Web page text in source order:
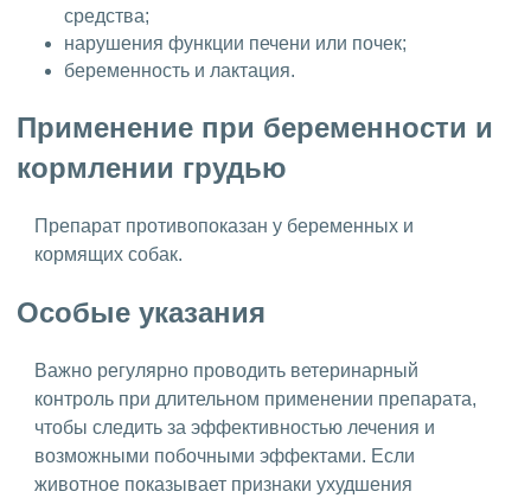
средства;
нарушения функции печени или почек;
беременность и лактация.
Применение при беременности и
кормлении грудью
Препарат противопоказан у беременных и
кормящих собак.
Особые указания
Важно регулярно проводить ветеринарный
контроль при длительном применении препарата,
чтобы следить за эффективностью лечения и
возможными побочными эффектами. Если
животное показывает признаки ухудшения